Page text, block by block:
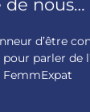
de nous…
d’être
parler de
FemmExpat